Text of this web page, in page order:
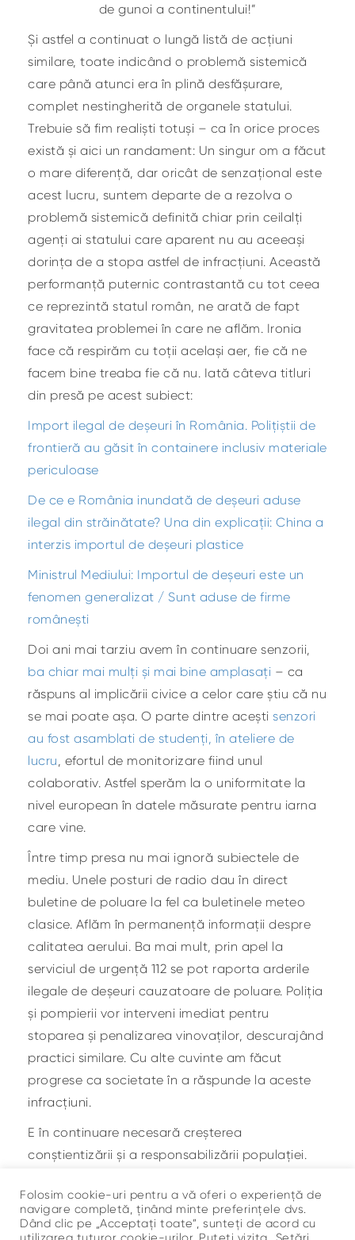
de gunoi a continentului!”
Și astfel a continuat o lungă listă de acțiuni
similare, toate indicând o problemă sistemică
care până atunci era în plină desfășurare,
complet nestingherită de organele statului.
Trebuie să fim realiști totuși – ca în orice proces
există și aici un randament: Un singur om a făcut
o mare diferență, dar oricât de senzațional este
acest lucru, suntem departe de a rezolva o
problemă sistemică definită chiar prin ceilalți
agenți ai statului care aparent nu au aceeași
dorința de a stopa astfel de infracțiuni. Această
performanță puternic contrastantă cu tot ceea
ce reprezintă statul român, ne arată de fapt
gravitatea problemei în care ne aflăm. Ironia
face că respirăm cu toții același aer, fie că ne
facem bine treaba fie că nu. Iată câteva titluri
din presă pe acest subiect:
Import ilegal de deșeuri în România. Polițiștii de
frontieră au găsit în containere inclusiv materiale
periculoase
De ce e România inundată de deșeuri aduse
ilegal din străinătate? Una din explicații: China a
interzis importul de deșeuri plastice
Ministrul Mediului: Importul de deșeuri este un
fenomen generalizat / Sunt aduse de firme
românești
Doi ani mai tarziu avem în continuare senzorii,
ba chiar mai mulți și mai bine amplasați – ca
răspuns al implicării civice a celor care știu că nu
se mai poate așa. O parte dintre acești senzori
au fost asamblati de studenți, în ateliere de
lucru , efortul de monitorizare fiind unul
colaborativ. Astfel sperăm la o uniformitate la
nivel european în datele măsurate pentru iarna
care vine.
Între timp presa nu mai ignoră subiectele de
mediu. Unele posturi de radio dau în direct
buletine de poluare la fel ca buletinele meteo
clasice. Aflăm în permanență informații despre
calitatea aerului. Ba mai mult, prin apel la
serviciul de urgență 112 se pot raporta arderile
ilegale de deșeuri cauzatoare de poluare. Poliția
și pompierii vor interveni imediat pentru
stoparea și penalizarea vinovaților, descurajând
practici similare. Cu alte cuvinte am făcut
progrese ca societate în a răspunde la aceste
infracțiuni.
E în continuare necesară creșterea
conștientizării și a responsabilizării populației.
atitudine pentru a stopa derapajele din jur.
Folosim cookie-uri pentru a vă oferi o experiență de
navigare completă, ținând minte preferințele dvs.
Dând clic pe „Acceptați toate”, sunteți de acord cu